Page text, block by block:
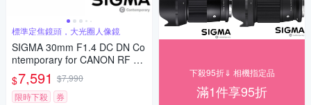
標準定焦鏡頭，大光圈人像鏡
SIGMA 30mm F1.4 DC DN Co
ntemporary for CANON RF 接
環 (公司貨) 標準大光圈定焦鏡
人像鏡 APS-C 無反微單眼專用
鏡頭
$7,591 $7,990
限時下殺
券
下殺95折⇓ 相機指定品
滿1件享95折